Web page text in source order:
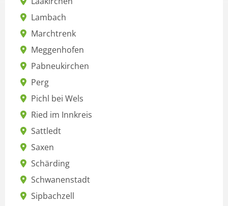
Lambach
Marchtrenk
Meggenhofen
Pabneukirchen
Perg
Pichl bei Wels
Ried im Innkreis
Sattledt
Saxen
Schärding
Schwanenstadt
Sipbachzell